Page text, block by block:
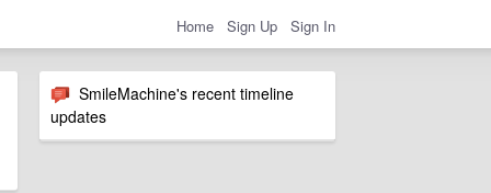
Home Sign Up Sign In
SmileMachine's recent timeline
updates